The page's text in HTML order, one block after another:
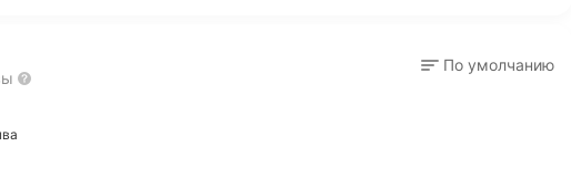
По умолчанию